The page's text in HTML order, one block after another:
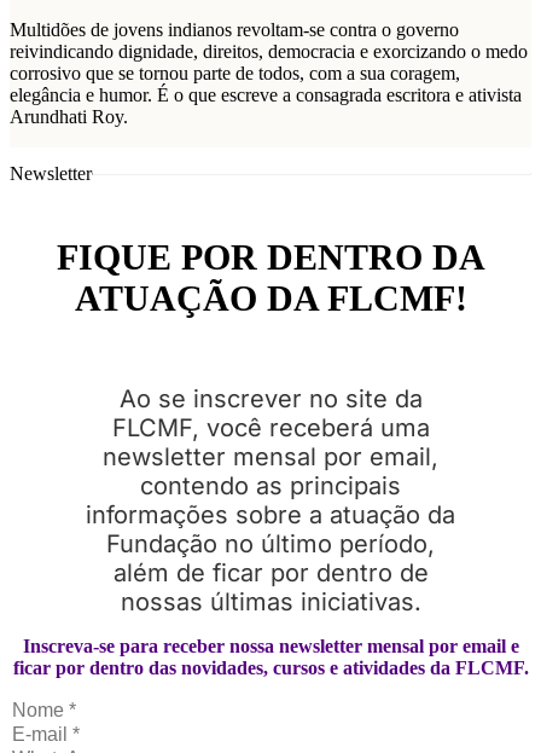
Multidões de jovens indianos revoltam-se contra o governo
reivindicando dignidade, direitos, democracia e exorcizando o medo
corrosivo que se tornou parte de todos, com a sua coragem,
elegância e humor. É o que escreve a consagrada escritora e ativista
Arundhati Roy.
Newsletter
Inscreva-se para receber nossa newsletter mensal por email e
ficar por dentro das novidades, cursos e atividades da FLCMF.
FIQUE POR DENTRO DA
ATUAÇÃO DA FLCMF!
Ao se inscrever no site da
FLCMF, você receberá uma
newsletter mensal por email,
contendo as principais
informações sobre a atuação da
Fundação no último período,
além de ficar por dentro de
nossas últimas iniciativas.